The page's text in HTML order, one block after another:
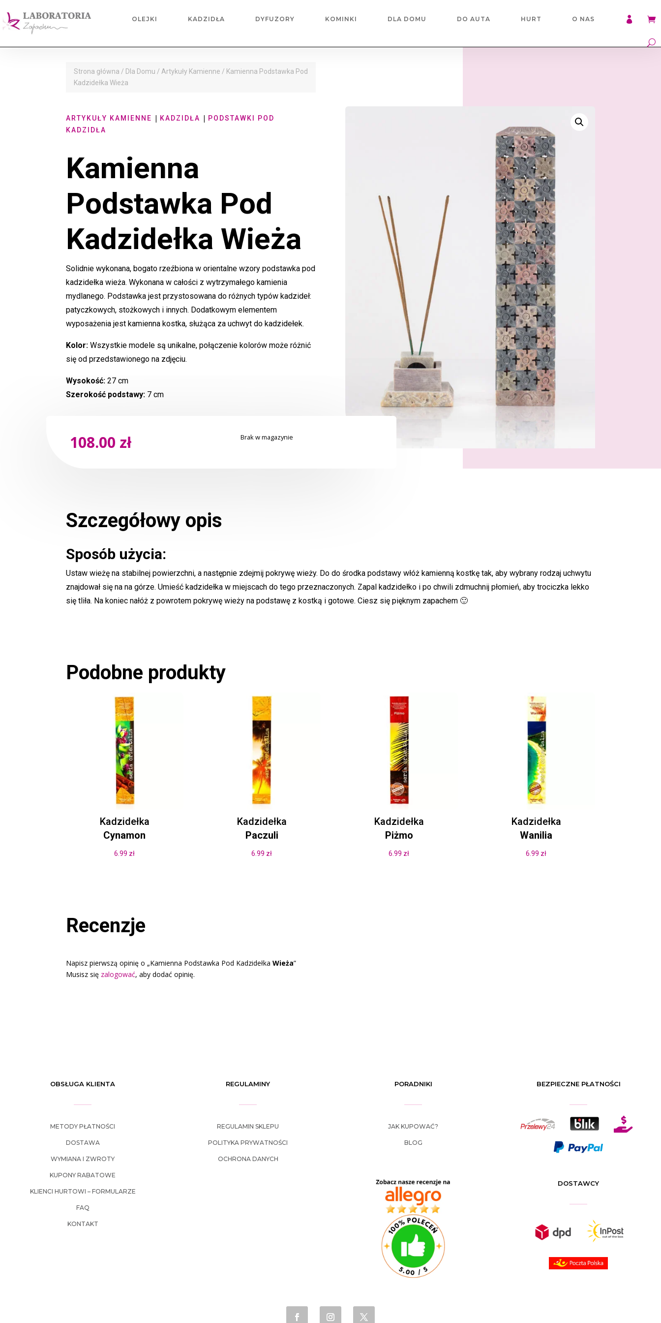
OLEJKI KADZIDŁA DYFUZORY KOMINKI DLA DOMU DO AUTA HURT O NAS 
Strona główna / Dla Domu / Artykuły Kamienne / Kamienna Podstawka Pod
Kadzidełka Wieża
ARTYKUŁY KAMIENNE | KADZIDŁA | PODSTAWKI POD
KADZIDŁA
Kamienna
Podstawka Pod
Kadzidełka Wieża
Solidnie wykonana, bogato rzeźbiona w orientalne wzory podstawka pod
kadzidełka wieża. Wykonana w całości z wytrzymałego kamienia
mydlanego. Podstawka jest przystosowana do różnych typów kadzideł:
patyczkowych, stożkowych i innych. Dodatkowym elementem
wyposażenia jest kamienna kostka, służąca za uchwyt do kadzidełek.
Kolor:Wszystkie modele są unikalne, połączenie kolorów może różnić
się od przedstawionego na zdjęciu.
Wysokość:27 cm
Szerokość podstawy: 7 cm
108.00 zł Brak w magazynie
Szczegółowy opis
Sposób użycia:
Ustaw wieżę na stabilnej powierzchni, a następnie zdejmij pokrywę wieży. Do do środka podstawy włóż kamienną kostkę tak, aby wybrany rodzaj uchwytu
znajdował się na na górze. Umieść kadzidełka w miejscach do tego przeznaczonych. Zapal kadzidełko i po chwili zdmuchnij płomień, aby trociczka lekko
się tliła. Na koniec nałóż z powrotem pokrywę wieży na podstawę z kostką i gotowe. Ciesz się pięknym zapachem 🙂
Podobne produkty
Kadzidełka
Cynamon
6.99 zł
Kadzidełka
Paczuli
6.99 zł
Kadzidełka
Piżmo
6.99 zł
Kadzidełka
Wanilia
6.99 zł
Recenzje
Napisz pierwszą opinię o „Kamienna Podstawka Pod KadzidełkaWieża”
Musisz się zalogować, aby dodać opinię.
OBSŁUGA KLIENTA
METODY PŁATNOŚCI
DOSTAWA
WYMIANA I ZWROTY
KUPONY RABATOWE
KLIENCI HURTOWI – FORMULARZE
FAQ
KONTAKT
REGULAMINY
REGULAMIN SKLEPU
POLITYKA PRYWATNOŚCI
OCHRONA DANYCH
PORADNIKI
JAK KUPOWAĆ?
BLOG
BEZPIECZNE PŁATNOŚCI

DOSTAWCY